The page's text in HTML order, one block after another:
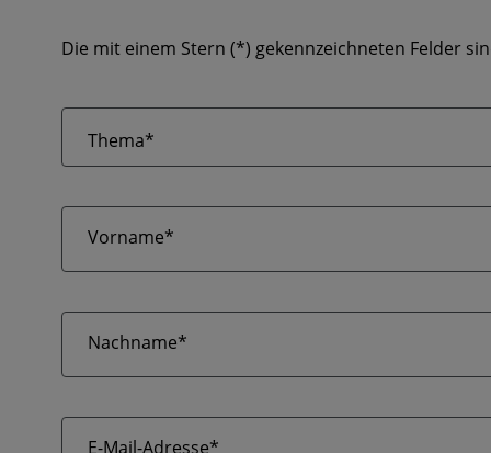
Die mit einem Stern (*) gekennzeichneten Felder
Thema*
Vorname*
Nachname*
E-Mail-Adresse*